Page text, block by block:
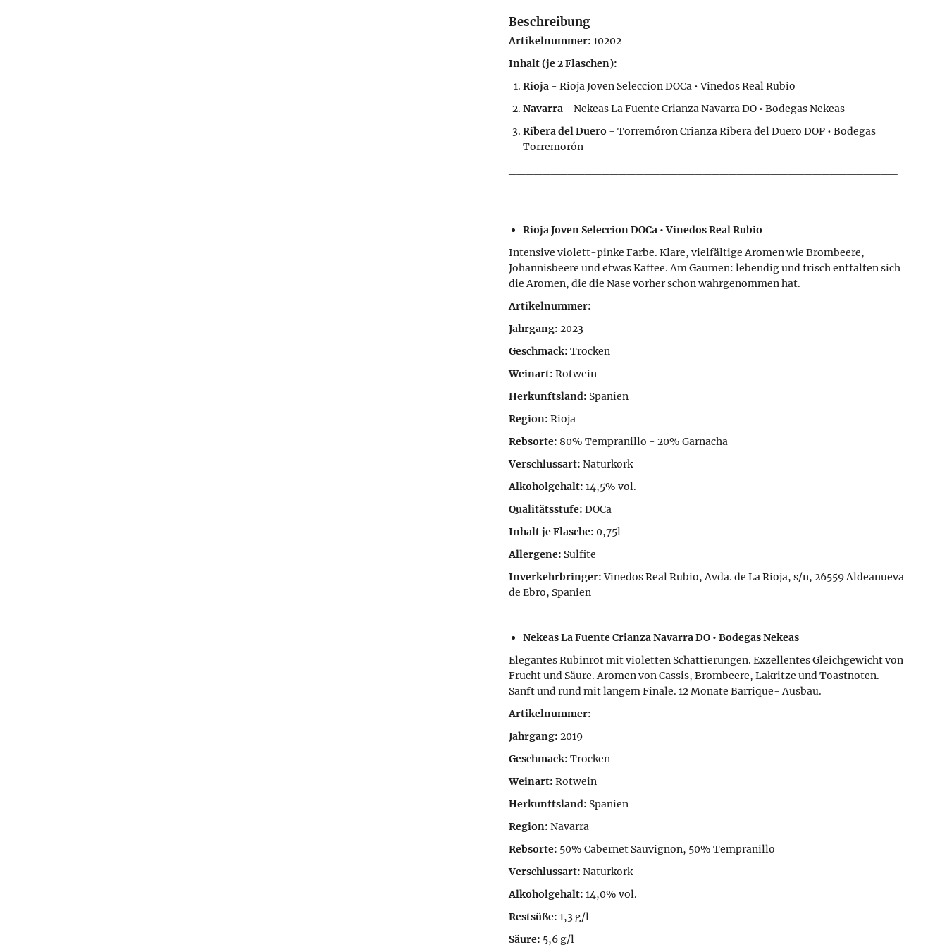
Beschreibung
Artikelnummer: 10202
Inhalt (je 2 Flaschen):
Rioja - Rioja Joven Seleccion DOCa • Vinedos Real Rubio
Navarra - Nekeas La Fuente Crianza Navarra DO • Bodegas Nekeas
Ribera del Duero - Torremóron Crianza Ribera del Duero DOP • Bodegas
Torremorón
Rioja Joven Seleccion DOCa • Vinedos Real Rubio
Intensive violett-pinke Farbe. Klare, vielfältige Aromen wie Brombeere,
Johannisbeere und etwas Kaffee. Am Gaumen: lebendig und frisch entfalten sich
die Aromen, die die Nase vorher schon wahrgenommen hat.
Artikelnummer:
Jahrgang: 2023
Geschmack: Trocken
Weinart: Rotwein
Herkunftsland: Spanien
Region: Rioja
Rebsorte: 80% Tempranillo - 20% Garnacha
Verschlussart: Naturkork
Alkoholgehalt: 14,5% vol.
Qualitätsstufe: DOCa
Inhalt je Flasche: 0,75l
Allergene: Sulfite
Inverkehrbringer:Vinedos Real Rubio, Avda. de La Rioja, s/n, 26559 Aldeanueva
de Ebro, Spanien
Nekeas La Fuente Crianza Navarra DO • Bodegas Nekeas
Elegantes Rubinrot mit violetten Schattierungen. Exzellentes Gleichgewicht von
Frucht und Säure. Aromen von Cassis, Brombeere, Lakritze und Toastnoten.
Sanft und rund mit langem Finale. 12 Monate Barrique- Ausbau.
Artikelnummer:
Jahrgang: 2019
Geschmack: Trocken
Weinart: Rotwein
Herkunftsland: Spanien
Region: Navarra
Rebsorte: 50% Cabernet Sauvignon, 50% Tempranillo
Verschlussart: Naturkork
Alkoholgehalt: 14,0% vol.
Restsüße: 1,3 g/l
Säure: 5,6 g/l